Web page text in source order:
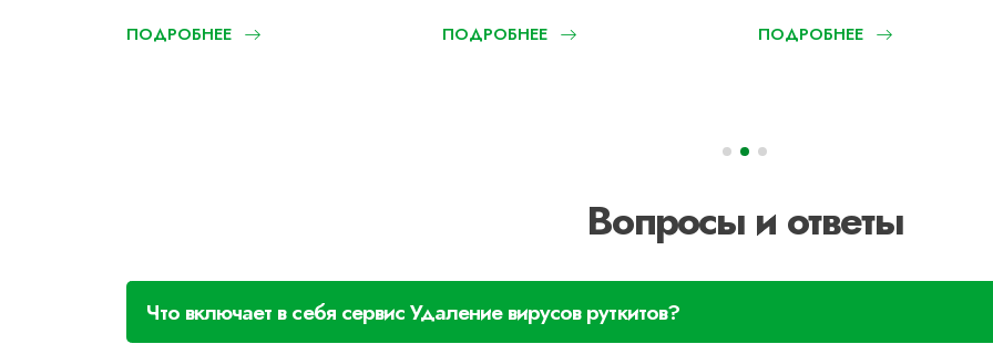
ПОДРОБНЕЕ ПОДРОБНЕЕ ПОДРОБНЕЕ
Вопросы и ответы
Что включает в себя сервис Удаление вирусов руткитов?